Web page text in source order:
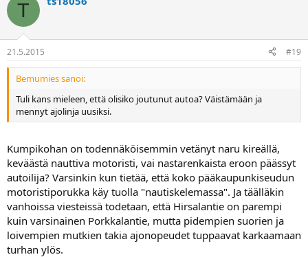
T
21.5.2015 #19
Bemumies sanoi:
Tuli kans mieleen, että olisiko joutunut autoa? Väistämään ja
mennyt ajolinja uusiksi.
Kumpikohan on todennäköisemmin vetänyt naru kireällä,
keväästä nauttiva motoristi, vai nastarenkaista eroon päässyt
autoilija? Varsinkin kun tietää, että koko pääkaupunkiseudun
motoristiporukka käy tuolla "nautiskelemassa". Ja täälläkin
vanhoissa viesteissä todetaan, että Hirsalantie on parempi
kuin varsinainen Porkkalantie, mutta pidempien suorien ja
loivempien mutkien takia ajonopeudet tuppaavat karkaamaan
turhan ylös.